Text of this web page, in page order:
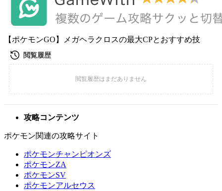
【ポケモンGO】メガヘラクロスの最大CPとおすすめ技
攻略コンテンツ
ポケモン関連の攻略サイト
ポケモンチャンピオンズ
ポケモンZA
ポケモンSV
ポケモンアルセウス